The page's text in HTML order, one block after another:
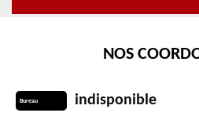
NOS
Bureau indisponible